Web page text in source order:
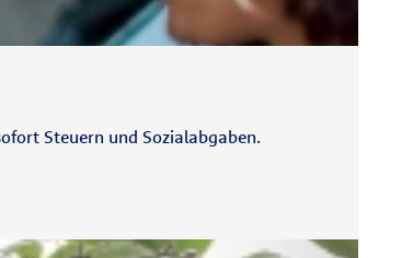
Steuern und Sozialabgaben.